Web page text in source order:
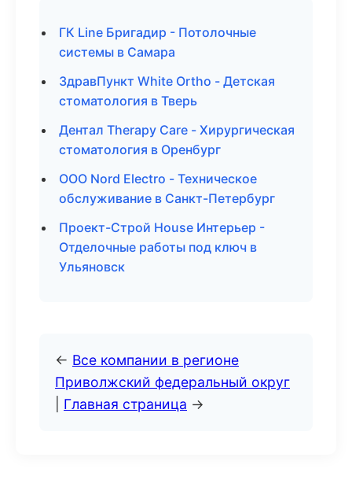
ГК Line Бригадир - Потолочные
системы в Самара
ЗдравПункт White Ortho - Детская
стоматология в Тверь
Дентал Therapy Care - Хирургическая
стоматология в Оренбург
ООО Nord Electro - Техническое
обслуживание в Санкт-Петербург
Проект-Строй House Интерьер -
Отделочные работы под ключ в
Ульяновск
← Все компании в регионе
Приволжский федеральный округ
Главная страница →